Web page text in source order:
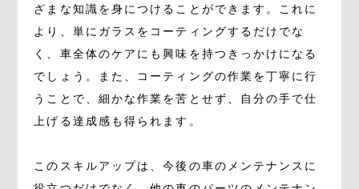
ざまな知識を身につけることができます。これに
より、単にガラスをコーティングするだけでな
く、車全体のケアにも興味を持つきっかけになる
でしょう。また、コーティングの作業を丁寧に行
うことで、細かな作業を苦とせず、自分の手で仕
上げる達成感も得られます。
このスキルアップは、今後の車のメンテナンスに